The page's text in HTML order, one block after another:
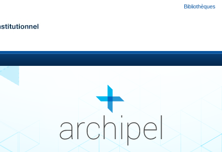
Bibliothèques